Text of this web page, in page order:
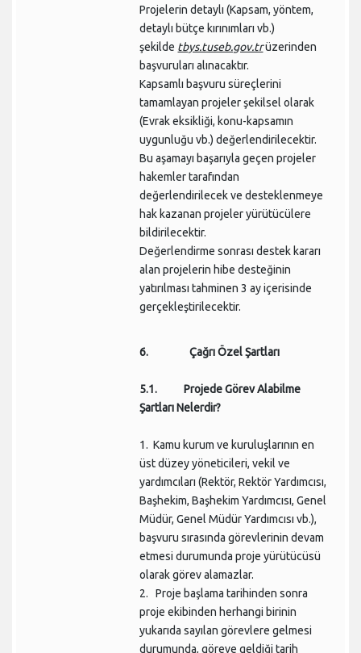
Projelerin detaylı (Kapsam, yöntem,
detaylı bütçe kırınımları vb.)
şekilde tbys.tuseb.gov.trüzerinden
başvuruları alınacaktır.
Kapsamlı başvuru süreçlerini
tamamlayan projeler şekilsel olarak
(Evrak eksikliği, konu-kapsamın
uygunluğu vb.) değerlendirilecektir.
Bu aşamayı başarıyla geçen projeler
hakemler tarafından
değerlendirilecek ve desteklenmeye
hak kazanan projeler yürütücülere
bildirilecektir.
Değerlendirme sonrası destek kararı
alan projelerin hibe desteğinin
yatırılması tahminen 3 ay içerisinde
gerçekleştirilecektir.
6. Çağrı Özel Şartları
5.1. Projede Görev Alabilme
Şartları Nelerdir?
1. Kamu kurum ve kuruluşlarının en
üst düzey yöneticileri, vekil ve
yardımcıları (Rektör, Rektör Yardımcısı,
Başhekim, Başhekim Yardımcısı, Genel
Müdür, Genel Müdür Yardımcısı vb.),
başvuru sırasında görevlerinin devam
etmesi durumunda proje yürütücüsü
olarak görev alamazlar.
2. Proje başlama tarihinden sonra
proje ekibinden herhangi birinin
yukarıda sayılan görevlere gelmesi
durumunda, göreve geldiği tarih